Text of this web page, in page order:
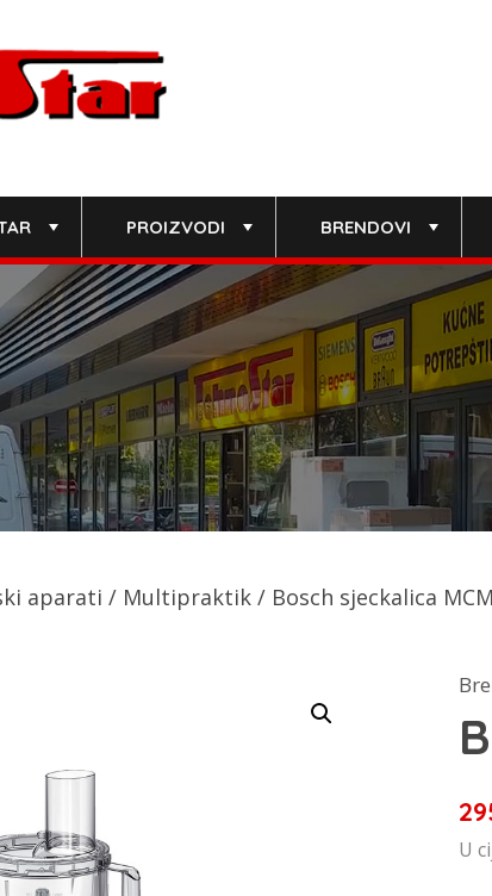
PROIZVODI BRENDOVI
aparati / Multipraktik / Bosch sjeckalica
U